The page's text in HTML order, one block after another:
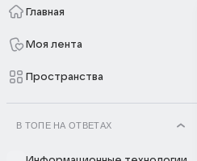
Главная
Моя лента
Пространства
В ТОПЕ НА ОТВЕТАХ